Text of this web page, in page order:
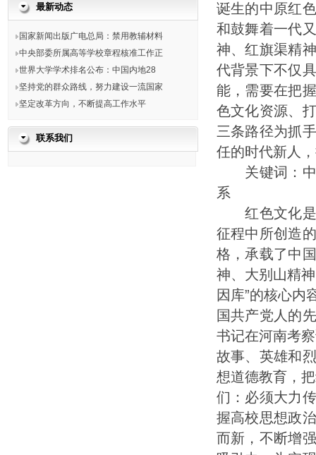
最新动态
国家新闻出版广电总局：禁用教辅材料
中央部委所属高等学校章程核准工作正
世界大学学术排名公布：中国内地28
坚持党的群众路线，努力建设一流国家
坚定改革方向，不断提高工作水平
联系我们
诞生的中原红
和鼓舞着一代
神、红旗渠精
代背景下不仅
能，需要在把
色文化资源、
三条路径为抓
任的时代新人
关键词：中
系
红色文化是
征程中所创造
格，承载了中
神、大别山精
因库”的核心内
国共产党人的
书记在河南考
故事、英雄和
想道德教育，
们：必须大力
握高校思想政
而新，不断增